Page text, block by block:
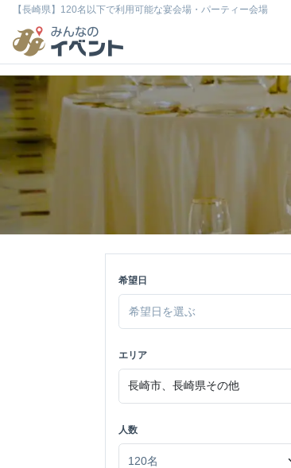
【長崎県】120名以下で利用可能な宴会場・パーティー会場
希望日
エリア
人数